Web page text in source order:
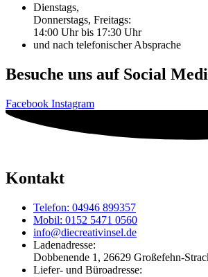
Dienstags,
Donnerstags, Freitags:
14:00 Uhr bis 17:30 Uhr
und nach telefonischer Absprache
Besuche uns auf Social
Facebook Instagram
Kontakt
Telefon: 04946 899357
Mobil: 0152 5471 0560
info@diecreativinsel.de
Ladenadresse:
Dobbenende 1, 26629 Großefehn-
Liefer- und Büroadresse: